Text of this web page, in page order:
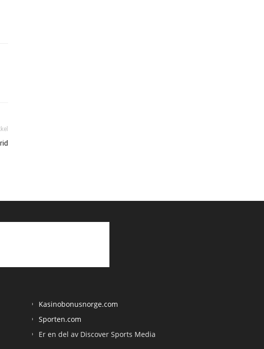
Kasinobonusnorge.com
Sporten.com
Er en del av Discover Sports Media